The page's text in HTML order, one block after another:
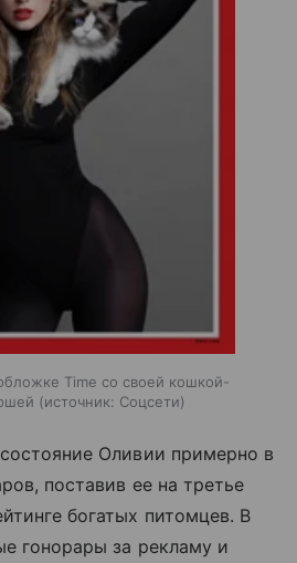
Time со своей кошкой-
источник: Соцсети
Оливии примерно в
поставив ее на третье
богатых питомцев. В
гонорары за рекламу и